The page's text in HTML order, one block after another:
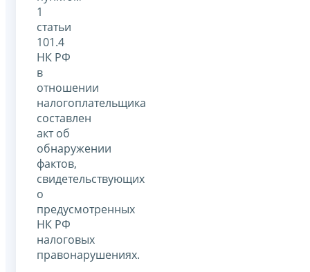
1
статьи
101.4
НК РФ
в
отношении
налогоплательщика
составлен
акт об
обнаружении
фактов,
свидетельствующих
о
предусмотренных
НК РФ
налоговых
правонарушениях.